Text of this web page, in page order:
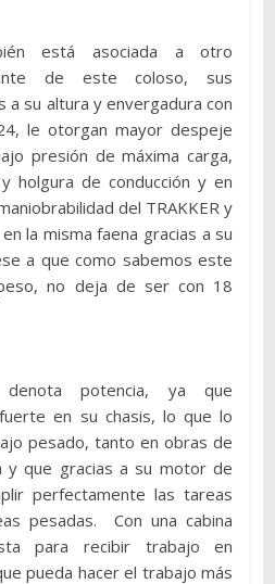
está asociada a otro
de este coloso, sus
a su altura y envergadura con
le otorgan mayor despeje
presión de máxima carga,
holgura de conducción y en
del TRAKKER y
la misma faena gracias a su
a que como sabemos este
no deja de ser con 18
potencia, ya que
en su chasis, lo que lo
pesado, tanto en obras de
y que gracias a su motor de
perfectamente las tareas
pesadas. Con una cabina
para recibir trabajo en
pueda hacer el trabajo más